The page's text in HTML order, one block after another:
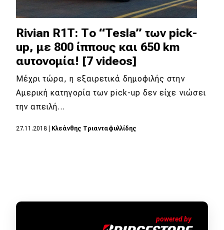
Rivian R1T: Το “Tesla” των pick-
up, με 800 ίππους και 650 km
αυτονομία! [7 videos]
Μέχρι τώρα, η εξαιρετικά δημοφιλής στην
Αμερική κατηγορία των pick-up δεν είχε νιώσει
την απειλή…
27.11.2018 Κλεάνθης Τριανταφυλλίδης